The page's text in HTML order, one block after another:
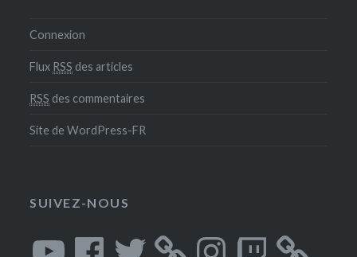
Connexion
Flux RSS des articles
RSS des commentaires
Site de WordPress-FR
SUIVEZ-NOUS
YouTubeFacebook Twitter InstagramTwitch